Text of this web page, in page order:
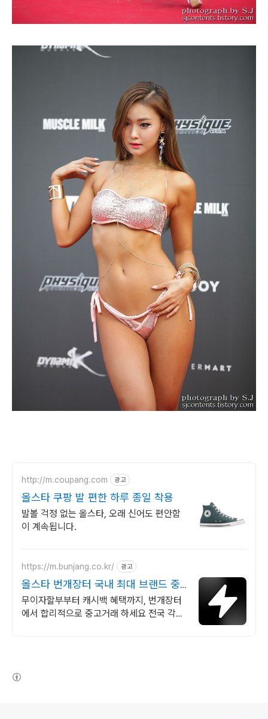
http://m.coupang.com 광고
올스타 쿠팡 발 편한 하루 종일 착용
발볼 걱정 없는 올스타, 오래 신어도 편안함
이 계속됩니다.
https://m.bunjang.co.kr/ 광고
올스타 번개장터 국내 최대 브랜드 중
고거래
무이자할부부터 캐시백 혜택까지, 번개장터
에서 합리적으로 중고거래 하세요 전국 각지